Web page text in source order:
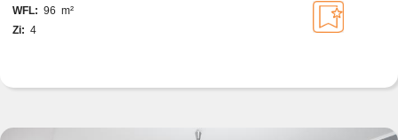
WFL: 96 m²
Zi: 4